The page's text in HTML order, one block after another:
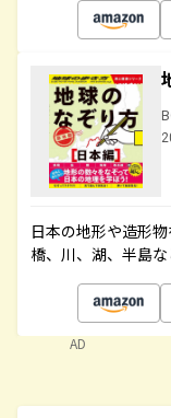
日本の地形や造形
橋、川、湖、半島
AD